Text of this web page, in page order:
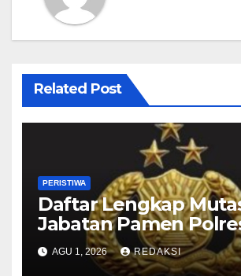
Related Post
PERISTIWA
Daftar Lengkap
Jabatan Pamen
Jajaran Polda Jatim
AGU 1, 2026 REDAKSI